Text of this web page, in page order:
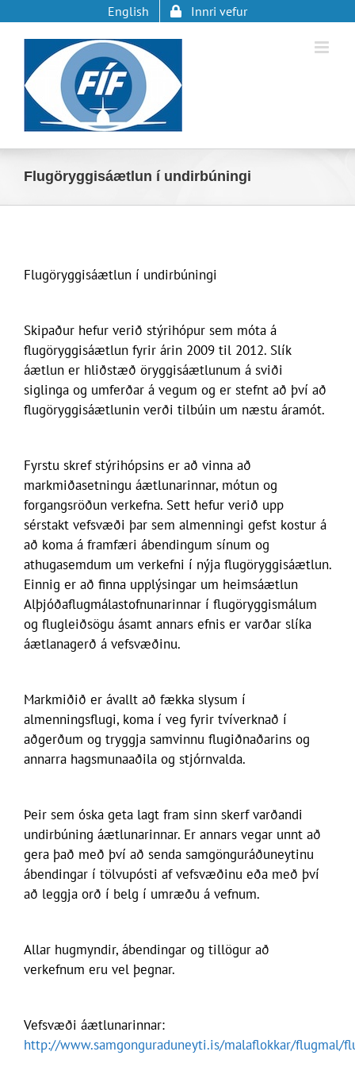
English Innri vefur
Flugöryggisáætlun í undirbúningi
Flugöryggisáætlun í undirbúningi
Skipaður hefur verið stýrihópur sem móta á
flugöryggisáætlun fyrir árin 2009 til 2012. Slík
áætlun er hliðstæð öryggisáætlunum á sviði
siglinga og umferðar á vegum og er stefnt að því að
flugöryggisáætlunin verði tilbúin um næstu áramót.
Fyrstu skref stýrihópsins er að vinna að
markmiðasetningu áætlunarinnar, mótun og
forgangsröðun verkefna. Sett hefur verið upp
sérstakt vefsvæði þar sem almenningi gefst kostur á
að koma á framfæri ábendingum sínum og
athugasemdum um verkefni í nýja flugöryggisáætlun.
Einnig er að finna upplýsingar um heimsáætlun
Alþjóðaflugmálastofnunarinnar í flugöryggismálum
og flugleiðsögu ásamt annars efnis er varðar slíka
áætlanagerð á vefsvæðinu.
Markmiðið er ávallt að fækka slysum í
almenningsflugi, koma í veg fyrir tvíverknað í
aðgerðum og tryggja samvinnu flugiðnaðarins og
annarra hagsmunaaðila og stjórnvalda.
Þeir sem óska geta lagt fram sinn skerf varðandi
undirbúning áætlunarinnar. Er annars vegar unnt að
gera það með því að senda samgönguráðuneytinu
ábendingar í tölvupósti af vefsvæðinu eða með því
að leggja orð í belg í umræðu á vefnum.
Allar hugmyndir, ábendingar og tillögur að
verkefnum eru vel þegnar.
Vefsvæði áætlunarinnar:
http://www.samgonguraduneyti.is/malaflokkar/flugmal/